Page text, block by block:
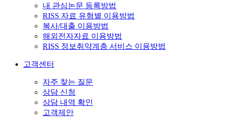
내 관심논문 등록방법
RISS 자료 유형별 이용방법
복사/대출 이용방법
해외전자자료 이용방법
RISS 정보취약계층 서비스 이용방법
고객센터
자주 찾는 질문
상담 신청
상담 내역 확인
고객제안